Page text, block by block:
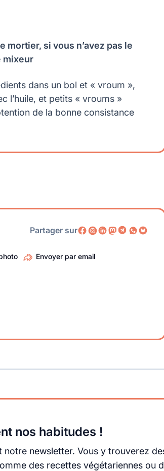
mortier, si vous n’avez pas le
mixeur
dans un bol et « vroum »,
l’huile, et petits « vroums »
de la bonne consistance
Partager sur
Envoyer par email
nos habitudes !
newsletter. Vous y trouverez
des recettes végétariennes ou